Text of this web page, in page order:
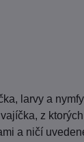
larvy a
z
a ničí